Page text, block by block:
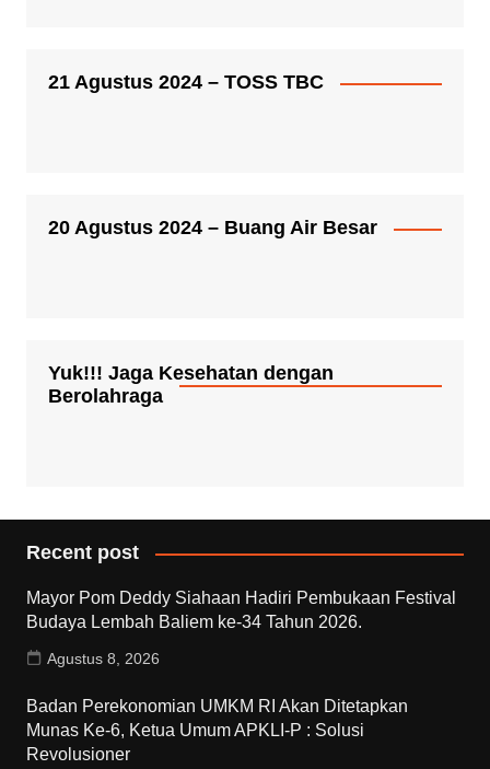
21 Agustus 2024 – TOSS TBC
20 Agustus 2024 – Buang Air Besar
Yuk!!! Jaga Kesehatan dengan
Berolahraga
Recent post
Mayor Pom Deddy Siahaan Hadiri Pembukaan Festival
Budaya Lembah Baliem ke-34 Tahun 2026.
Agustus 8, 2026
Badan Perekonomian UMKM RI Akan Ditetapkan
Munas Ke-6, Ketua Umum APKLI-P : Solusi
Revolusioner